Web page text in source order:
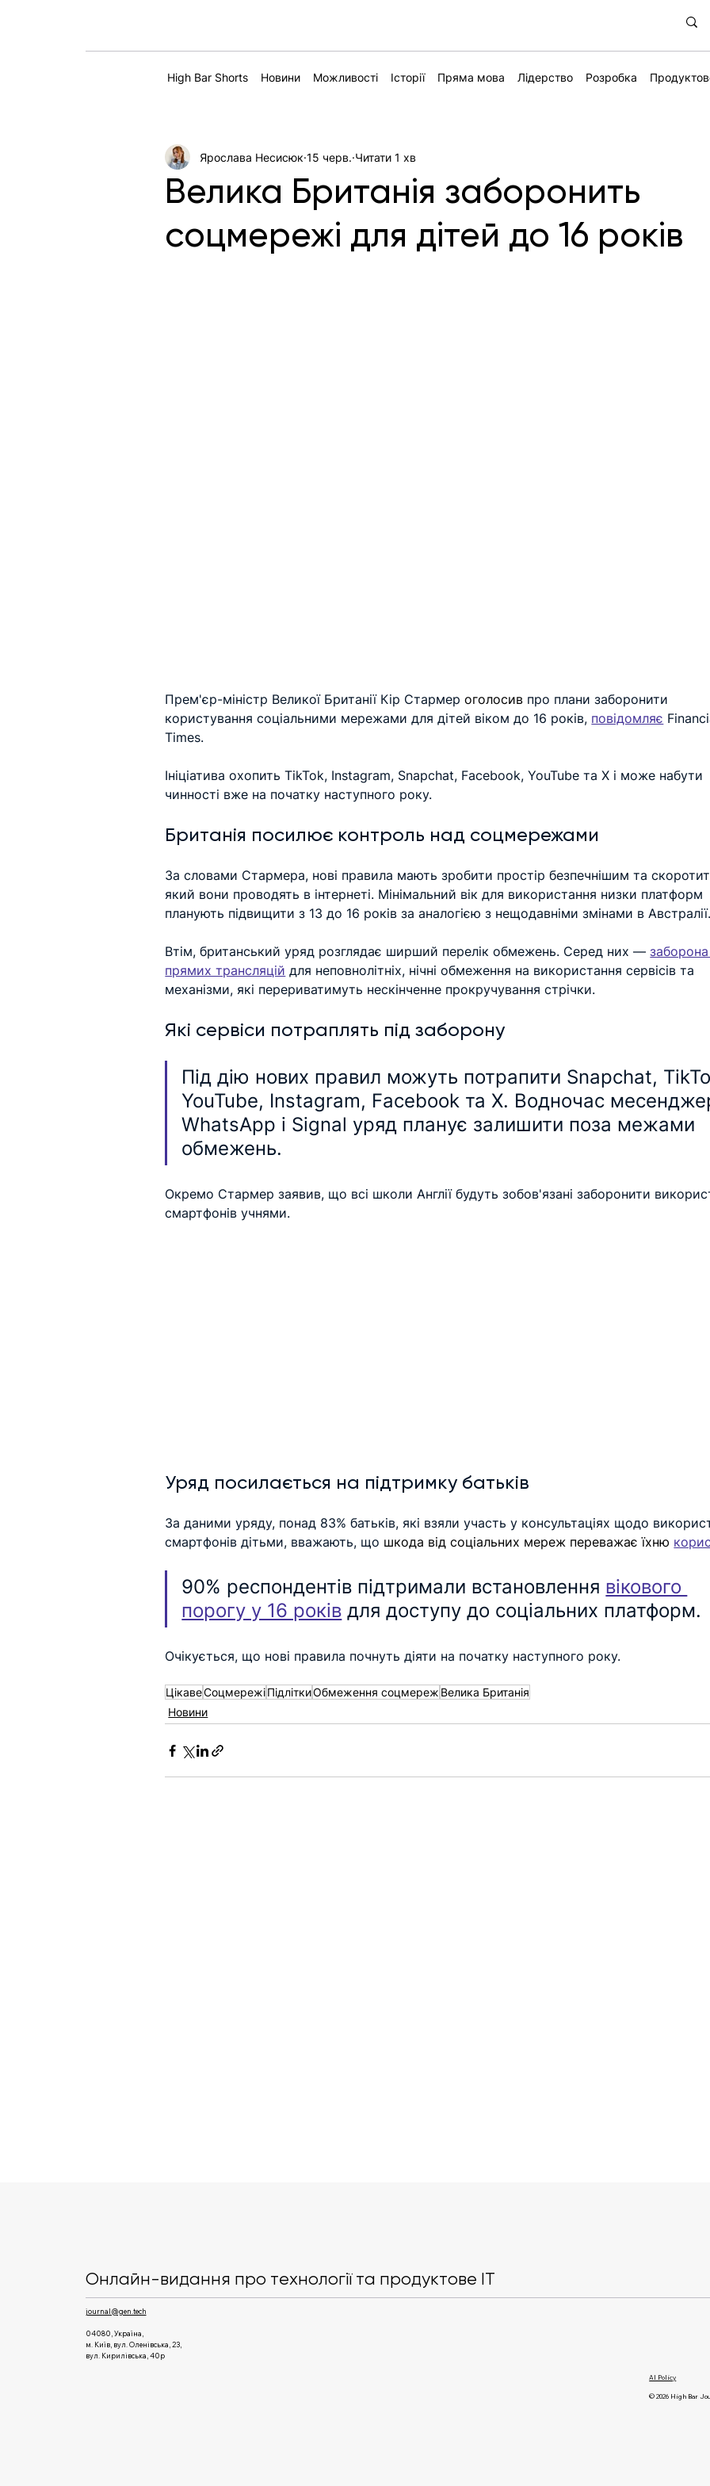
High Bar Shorts Новини Можливості Історії Пряма мова Лідерство Розробка
Велика Британія заборонить
соцмережі для дітей до 16 років
Ярослава Несисюк 15 черв. Читати 1 хв
Прем'єр-міністр Великої Британії Кір Стармер оголосив про плани заборонити
користування соціальними мережами для дітей віком до 16 років, повідомляє
Times.
Ініціатива охопить TikTok, Instagram, Snapchat, Facebook, YouTube та X і може набути
чинності вже на початку наступного року.
Британія посилює контроль над соцмережами
За словами Стармера, нові правила мають зробити простір безпечнішим та
який вони проводять в інтернеті. Мінімальний вік для використання низки платформ
планують підвищити з 13 до 16 років за аналогією з нещодавніми змінами в Австралії.
Втім, британський уряд розглядає ширший перелік обмежень. Серед них — заборона
прямих трансляцій для неповнолітніх, нічні обмеження на використання сервісів та
механізми, які перериватимуть нескінченне прокручування стрічки.
Які сервіси потраплять під заборону
Під дію нових правил можуть потрапити Snapchat,
YouTube, Instagram, Facebook та X. Водночас
WhatsApp і Signal уряд планує залишити поза межами
обмежень.
Окремо Стармер заявив, що всі школи Англії будуть зобов'язані заборонити
смартфонів учнями.
Уряд посилається на підтримку батьків
За даними уряду, понад 83% батьків, які взяли участь у консультаціях щодо
смартфонів дітьми, вважають, що шкода від соціальних мереж переважає їхню
90% респондентів підтримали встановлення вікового
порогу у 16 років для доступу до соціальних платформ.
Очікується, що нові правила почнуть діяти на початку наступного року.
ЦікавеСоцмережіПідліткиОбмеження соцмереж Велика Британія
Новини
і вигаданих посилань
Онлайн-видання про технології та продуктове IT
journal@gen.tech
04080, Україна,
м. Київ, вул. Оленівська, 23,​
вул. Кирилівська, 40р
AI Policy
© 2026 High Bar